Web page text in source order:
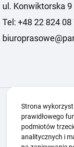
ul. Konwiktorska
Tel: +48 22 824 08
Igrzyska
Kwalifikacje ZSK
Edukacja
Strona
prawidłowego
podmiotów
analitycznych i